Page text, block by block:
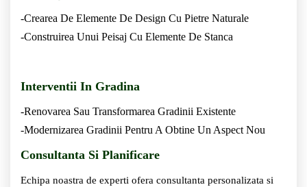
-Crearea De Elemente De Design Cu Pietre Naturale
-Construirea Unui Peisaj Cu Elemente De Stanca
Interventii In Gradina
-Renovarea Sau Transformarea Gradinii Existente
-Modernizarea Gradinii Pentru A Obtine Un Aspect Nou
Consultanta Si Planificare
Echipa noastra de experti ofera consultanta personalizata si